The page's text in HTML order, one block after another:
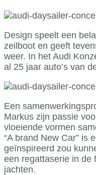
Design speelt een
zeilboot en geeft
weer. In het Audi
al 25 jaar auto’s van
Een
Markus zijn passie
vloeiende vormen
“A brand New Car” is
geïnspireerd zou
een regattaserie in de
jachten.